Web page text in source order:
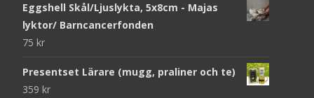
Eggshell Skål/Ljuslykta, 5x8cm - Majas
lyktor/ Barncancerfonden
75 kr
Presentset Lärare (mugg, praliner och te)
359 kr